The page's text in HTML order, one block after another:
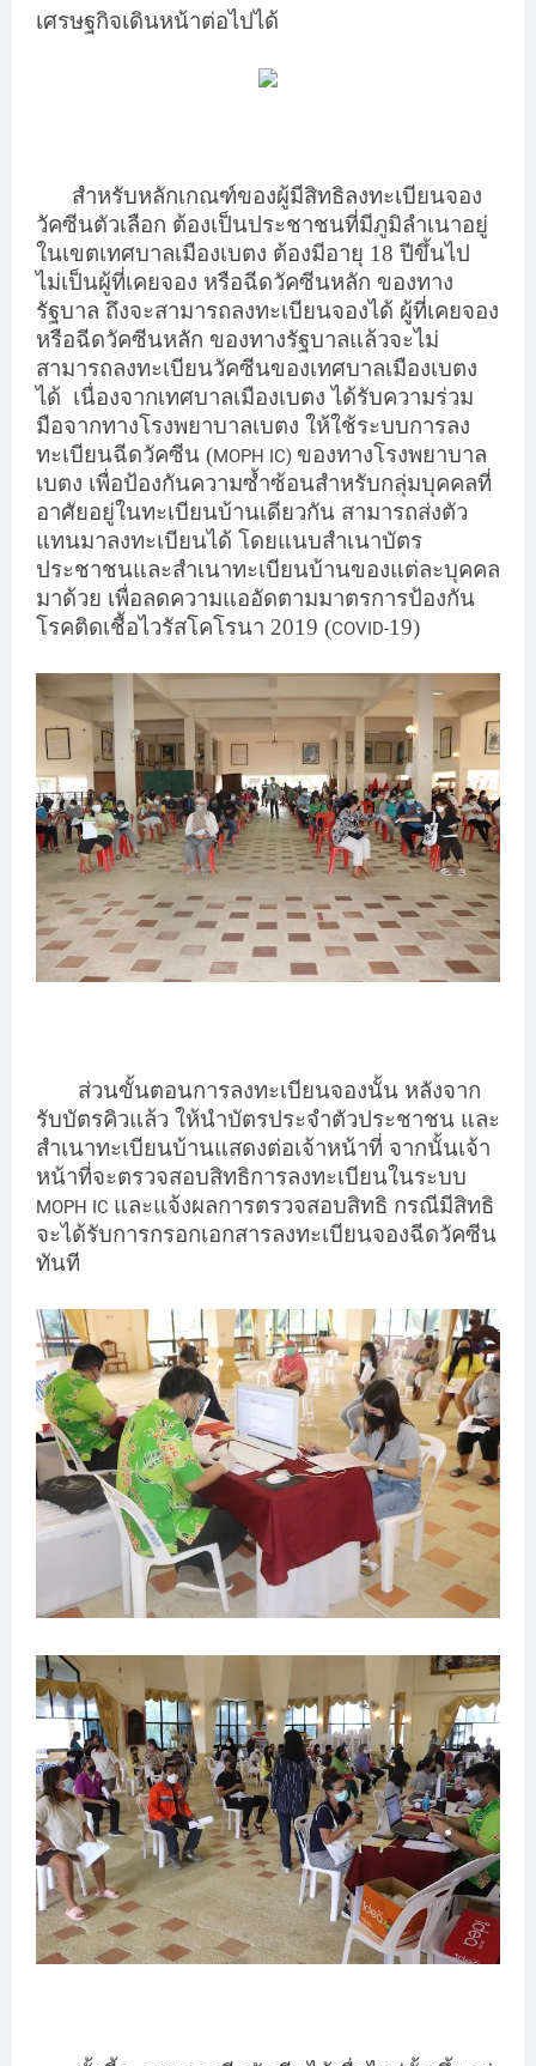
เศรษฐกิจเดินหน้าต่อไปได้
สำหรับหลักเกณฑ์ของผู้มีสิทธิลงทะเบียนจอง
วัคซีนตัวเลือก ต้องเป็นประชาชนที่มีภูมิลำเนาอยู่
ในเขตเทศบาลเมืองเบตง ต้องมีอายุ 18 ปีขึ้นไป
ไม่เป็นผู้ที่เคยจอง หรือฉีดวัคซีนหลัก ของทาง
รัฐบาล ถึงจะสามารถลงทะเบียนจองได้ ผู้ที่เคยจอง
หรือฉีดวัคซีนหลัก ของทางรัฐบาลแล้วจะไม่
สามารถลงทะเบียนวัคซีนของเทศบาลเมืองเบตง
ได้ เนื่องจากเทศบาลเมืองเบตง ได้รับความร่วม
มือจากทางโรงพยาบาลเบตง ให้ใช้ระบบการลง
ทะเบียนฉีดวัคซีน (MOPH IC) ของทางโรงพยาบาล
เบตง เพื่อป้องกันความซ้ำซ้อนสำหรับกลุ่มบุคคลที่
อาศัยอยู่ในทะเบียนบ้านเดียวกัน สามารถส่งตัว
แทนมาลงทะเบียนได้ โดยแนบสำเนาบัตร
ประชาชนและสำเนาทะเบียนบ้านของแต่ละบุคคล
มาด้วย เพื่อลดความแออัดตามมาตรการป้องกัน
โรคติดเชื้อไวรัสโคโรนา 2019 (COVID-19)
ส่วนขั้นตอนการลงทะเบียนจองนั้น หลังจาก
รับบัตรคิวแล้ว ให้นำบัตรประจำตัวประชาชน และ
สำเนาทะเบียนบ้านแสดงต่อเจ้าหน้าที่ จากนั้นเจ้า
หน้าที่จะตรวจสอบสิทธิการลงทะเบียนในระบบ
MOPH IC และแจ้งผลการตรวจสอบสิทธิ กรณีมีสิทธิ
จะได้รับการกรอกเอกสารลงทะเบียนจองฉีดวัคซีน
ทันที